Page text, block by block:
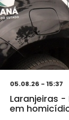
05.08.26 - 15:37
Laranjeiras -
em